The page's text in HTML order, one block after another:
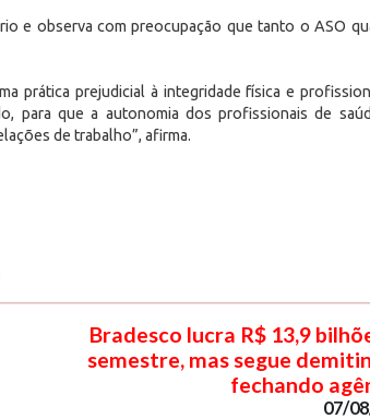
e observa com preocupação que tanto o ASO
prática prejudicial à integridade física e
para que a autonomia dos profissionais de
de trabalho”, afirma.
Bradesco lucra R$ 13,9
semestre, mas segue
fechando
07/